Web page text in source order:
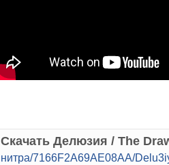
Скачать Делюзия / The
нитра/7166F2A69AE08AA/